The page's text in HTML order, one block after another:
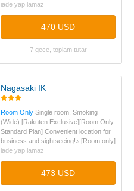
iade yapılamaz
470 USD
7 gece, toplam tutar
Nagasaki IK
Room Only Single room, Smoking
(Wide) [Rakuten Exclusive][Room Only
Standard Plan] Convenient location for
business and sightseeing!♪ [Room only]
iade yapılamaz
473 USD